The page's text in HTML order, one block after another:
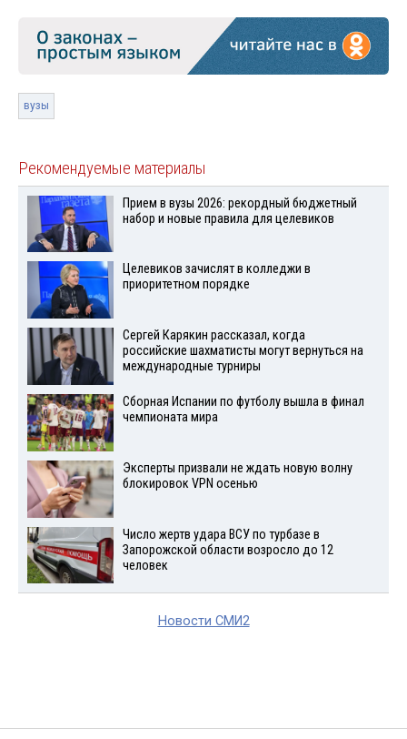
вузы
Рекомендуемые материалы
Прием в вузы 2026: рекордный бюджетный
набор и новые правила для целевиков
Целевиков зачислят в колледжи в
приоритетном порядке
Сергей Карякин рассказал, когда
российские шахматисты могут вернуться на
международные турниры
Сборная Испании по футболу вышла в финал
чемпионата мира
Эксперты призвали не ждать новую волну
блокировок VPN осенью
Число жертв удара ВСУ по турбазе в
Запорожской области возросло до 12
человек
Новости СМИ2